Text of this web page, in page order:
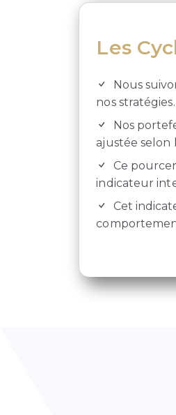
Les
Nous
nos stratégies.
Nos
ajustée selon
Ce
indicateur
Cet